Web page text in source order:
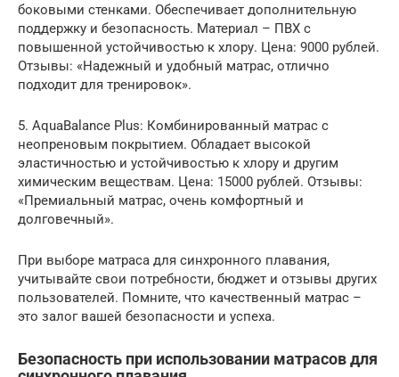
боковыми стенками. Обеспечивает дополнительную
поддержку и безопасность. Материал – ПВХ с
повышенной устойчивостью к хлору. Цена: 9000 рублей.
Отзывы: «Надежный и удобный матрас, отлично
подходит для тренировок».
5. AquaBalance Plus: Комбинированный матрас с
неопреновым покрытием. Обладает высокой
эластичностью и устойчивостью к хлору и другим
химическим веществам. Цена: 15000 рублей. Отзывы:
«Премиальный матрас, очень комфортный и
долговечный».
При выборе матраса для синхронного плавания,
учитывайте свои потребности, бюджет и отзывы других
пользователей. Помните, что качественный матрас –
это залог вашей безопасности и успеха.
Безопасность при использовании матрасов для